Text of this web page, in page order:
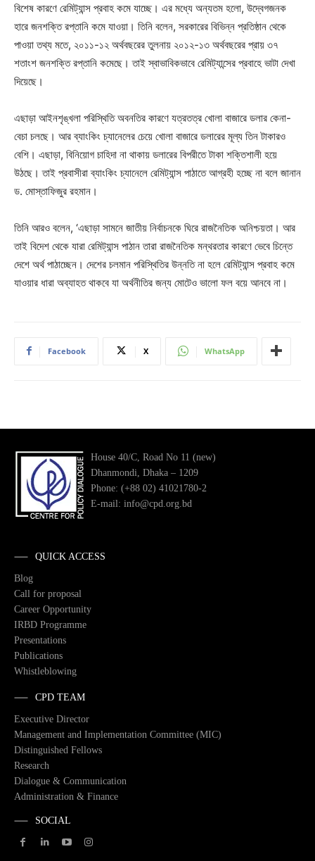
বিশেষ কারণে রেমিট্যান্স প্রবাহ কমে যাচ্ছে। এর মধ্যে অন্যতম হলো, উদ্বেগজনক
হারে জনশক্তি রপ্তানি কমে যাওয়া। তিনি বলেন, সরকারের বিভিন্ন প্রতিষ্ঠান থেকে
পাওয়া তথ্য মতে, ২০১১-১২ অর্থবছরের তুলনায় ২০১২-১৩ অর্থবছরের প্রায় ৩৭
শতাংশ জনশক্তি রপ্তানি কমেছে। তাই স্বাভাবিকভাবে রেমিট্যান্সের প্রবাহে ভাটা দেখা
দিয়েছে।
এছাড়া আইনশৃঙ্খলা পরিস্থিতি অবনতির কারণে যত্রতত্র খোলা বাজারে ডলার কেনা-
বেচা চলছে। আর ব্যাংকিং চ্যানেলের চেয়ে খোলা বাজারে ডলারের মূল্য তিন টাকারও
বেশি। এছাড়া, বিনিয়োগ চাহিদা না থাকায় ডলারের বিপরীতে টাকা শক্তিশালী হয়ে
উঠছে। তাই প্রবাসীরা ব্যাংকিং চ্যানেলে রেমিট্যান্স পাঠাতে আগ্রহী হচ্ছে না বলে জানান
ড. মোস্তাফিজুর রহমান।
তিনি আরও বলেন, ‘এছাড়া সামনে জাতীয় নির্বাচনকে ঘিরে রাজনৈতিক অনিশ্চয়তা। আর
তাই বিদেশ থেকে যারা রেমিট্যান্স পাঠান তারা রাজনৈতিক মন্থরতার কারণে ভেবে চিন্তে
দেশে অর্থ পাঠাচ্ছেন। দেশের চলমান পরিস্থিতির উন্নতি না হলে রেমিট্যান্স প্রবাহ কমে
যাওয়ার ধারা অব্যাহত থাকবে যা অর্থনীতির জন্য মোটেও ভালো ফল বয়ে আনবে না।
Facebook X WhatsApp
House 40/C, Road No 11 (new)
Dhanmondi, Dhaka – 1209
Phone: (+88 02) 41021780-2
E-mail: info@cpd.org.bd
QUICK ACCESS
Blog
Call for proposal
Career Opportunity
IRBD Programme
Presentations
Publications
Whistleblowing
CPD TEAM
Executive Director
Management and Implementation Committee (MIC)
Distinguished Fellows
Research
Dialogue & Communication
Administration & Finance
SOCIAL